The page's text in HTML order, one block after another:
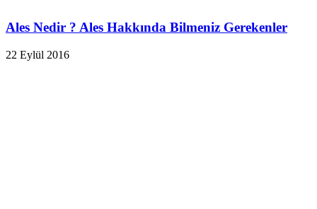
Ales Nedir ? Ales Hakkında Bilmeniz Gerekenler
22 Eylül 2016